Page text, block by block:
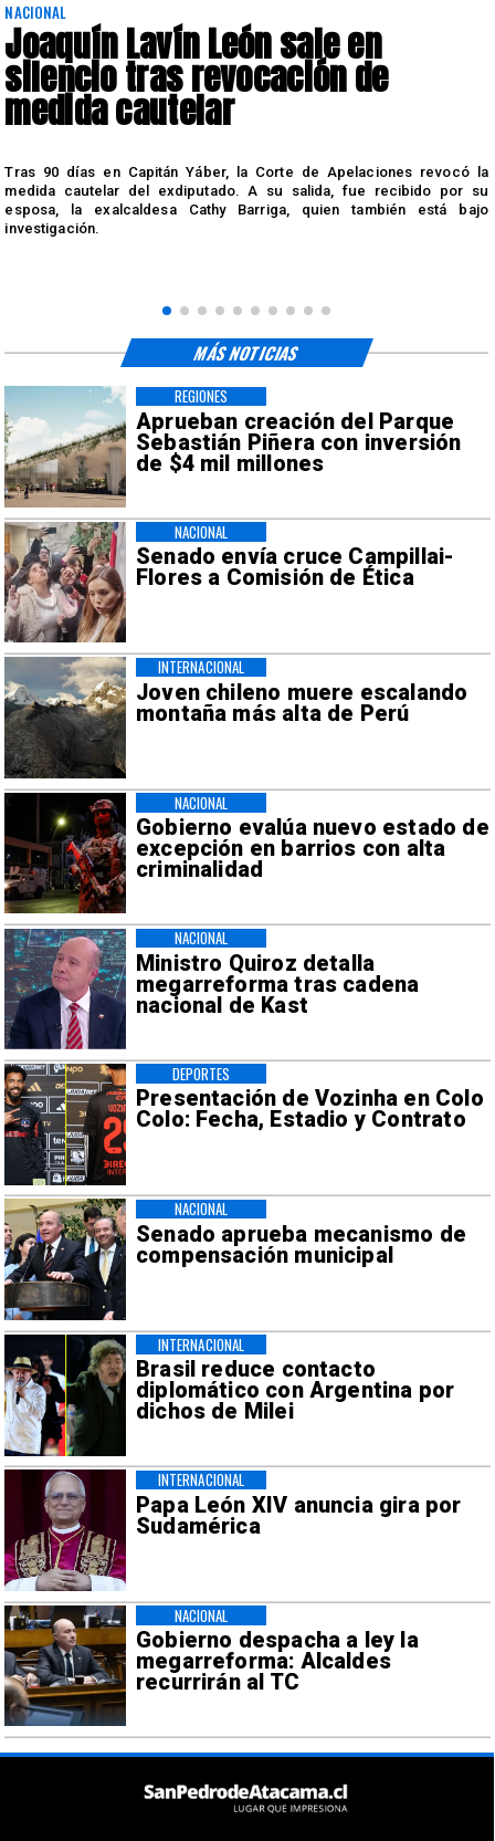
NACIONAL
Joaquín Lavín León sale en
silencio tras revocación de
medida cautelar
Tras 90 días en Capitán Yáber, la Corte de Apelaciones revocó la
medida cautelar del exdiputado. A su salida, fue recibido por su
esposa, la exalcaldesa Cathy Barriga, quien también está bajo
investigación.
Aprueban creación del Parque
Sebastián Piñera con inversión
de $4 mil millones
REGIONES
Senado envía cruce Campillai-
Flores a Comisión de Ética
NACIONAL
Joven chileno muere escalando
montaña más alta de Perú
INTERNACIONAL
Gobierno evalúa nuevo estado de
excepción en barrios con alta
criminalidad
NACIONAL
Ministro Quiroz detalla
megarreforma tras cadena
nacional de Kast
NACIONAL
Presentación de Vozinha en Colo
Colo: Fecha, Estadio y Contrato
DEPORTES
Senado aprueba mecanismo de
compensación municipal
NACIONAL
Brasil reduce contacto
diplomático con Argentina por
dichos de Milei
INTERNACIONAL
Papa León XIV anuncia gira por
Sudamérica
INTERNACIONAL
Gobierno despacha a ley la
megarreforma: Alcaldes
recurrirán al TC
NACIONAL
MÁS NOTICIAS